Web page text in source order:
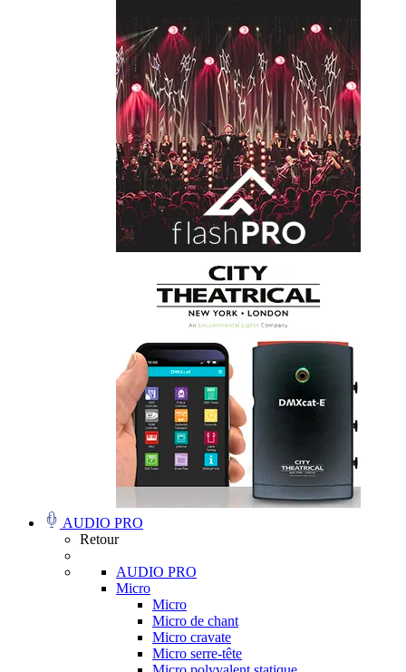
AUDIO PRO
Retour
AUDIO PRO
Micro
Micro
Micro de chant
Micro cravate
Micro serre-tête